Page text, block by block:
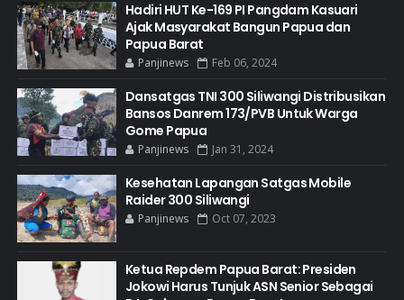
Hadiri HUT Ke-169 PI Pangdam Kasuari
Ajak Masyarakat Bangun Papua dan
Papua Barat
Panjinews Feb 06, 2024
Dansatgas TNI 300 Siliwangi Distribusikan
Bansos Danrem 173/PVB Untuk Warga
Gome Papua
Panjinews Jan 31, 2024
Kesehatan Lapangan Satgas Mobile
Raider 300 Siliwangi
Panjinews Oct 07, 2023
Ketua Repdem Papua Barat: Presiden
Jokowi Harus Tunjuk ASN Senior Sebagai